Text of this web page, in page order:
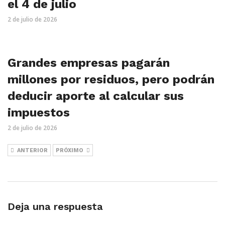
el 4 de julio
2 de julio de 2026
Grandes empresas pagarán
millones por residuos, pero podrán
deducir aporte al calcular sus
impuestos
2 de julio de 2026
ANTERIOR PRÓXIMO
Deja una respuesta